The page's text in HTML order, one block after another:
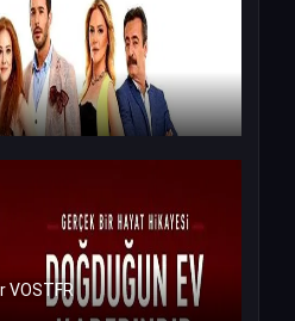
VOSTFR